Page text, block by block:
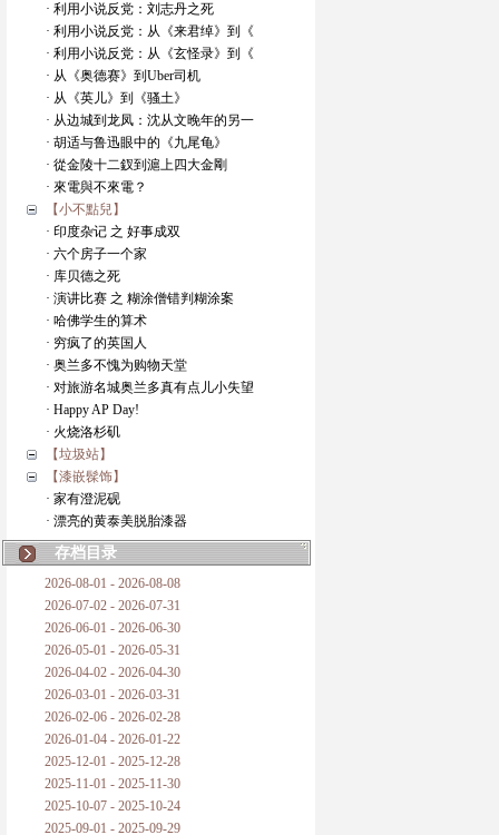
· 利用小说反党：刘志丹之死
· 利用小说反党：从《来君绰》到《
· 利用小说反党：从《玄怪录》到《
· 从《奥德赛》到Uber司机
· 从《英儿》到《骚土》
· 从边城到龙凤：沈从文晚年的另一
· 胡适与鲁迅眼中的《九尾龟》
· 從金陵十二釵到滬上四大金剛
· 來電與不來電？
【小不點兒】
· 印度杂记 之 好事成双
· 六个房子一个家
· 库贝德之死
· 演讲比赛 之 糊涂僧错判糊涂案
· 哈佛学生的算术
· 穷疯了的英国人
· 奥兰多不愧为购物天堂
· 对旅游名城奥兰多真有点儿小失望
· Happy AP Day!
· 火烧洛杉矶
【垃圾站】
【漆嵌髹饰】
· 家有澄泥砚
· 漂亮的黄泰美脱胎漆器
存档目录
2026-08-01 - 2026-08-08
2026-07-02 - 2026-07-31
2026-06-01 - 2026-06-30
2026-05-01 - 2026-05-31
2026-04-02 - 2026-04-30
2026-03-01 - 2026-03-31
2026-02-06 - 2026-02-28
2026-01-04 - 2026-01-22
2025-12-01 - 2025-12-28
2025-11-01 - 2025-11-30
2025-10-07 - 2025-10-24
2025-09-01 - 2025-09-29